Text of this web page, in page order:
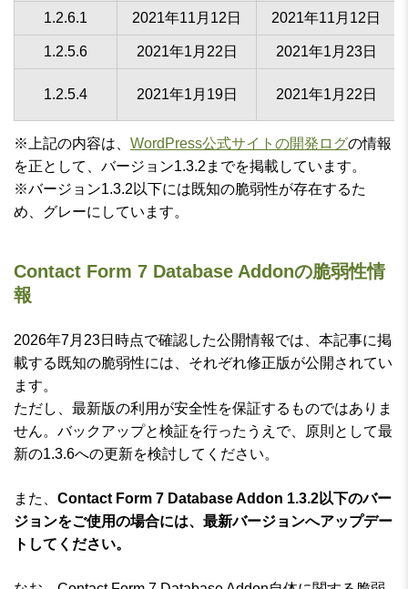
1.2.6.1 2021年11月12日 2021年11月12日
1.2.5.6 2021年1月22日 2021年1月23日
1.2.5.4 2021年1月19日 2021年1月22日
※上記の内容は、 WordPress公式サイトの開発ログの情報
を正として、バージョン1.3.2までを掲載しています。
※バージョン1.3.2以下には既知の脆弱性が存在するた
め、グレーにしています。
Contact Form 7 Database Addonの脆弱性情
報
2026年7月23日時点で確認した公開情報では、本記事に掲
載する既知の脆弱性には、それぞれ修正版が公開されてい
ます。
ただし、最新版の利用が安全性を保証するものではありま
せん。バックアップと検証を行ったうえで、原則として最
新の1.3.6への更新を検討してください。
また、 Contact Form 7 Database Addon 1.3.2以下のバー
ジョンをご使用の場合には、最新バージョンへアップデー
トしてください。